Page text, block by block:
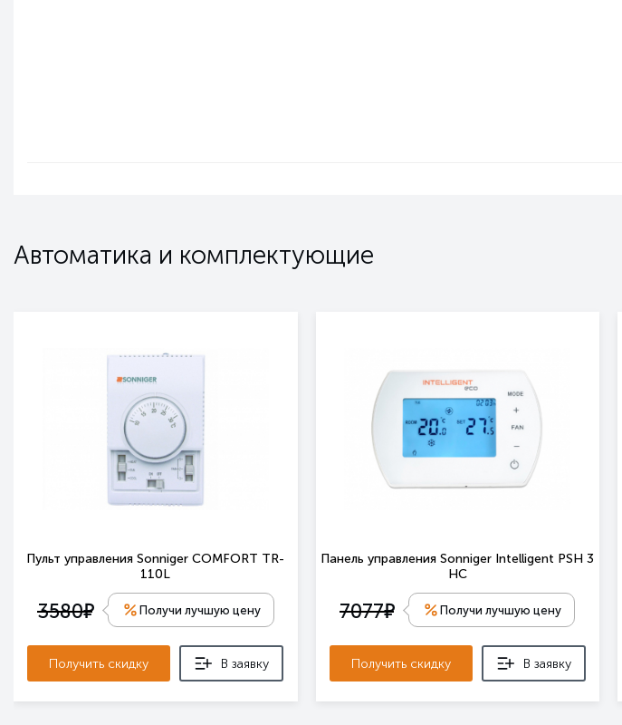
Автоматика и комплектующие
Пульт управления Sonniger COMFORT TR-
110L
3580е Получи лучшую цену
Получить скидку В заявку
Панель управления Sonniger Intelligent PSH 3
HC
7077е Получи лучшую цену
Получить скидку В заявку